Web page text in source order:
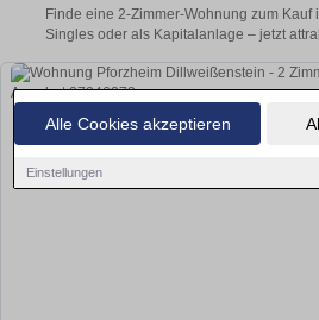
Alle Cookies akzeptieren
Einstellungen
Finde eine 2-Zimmer-Wohnung zum Kauf
Singles oder als Kapitalanlage – jetzt